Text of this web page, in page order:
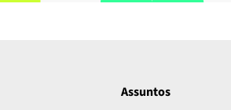
Assuntos